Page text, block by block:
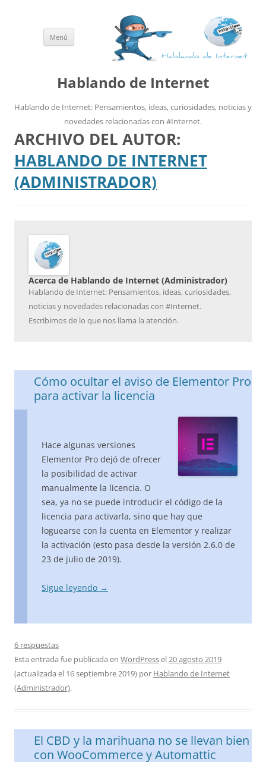
Hablando de Internet
Hablando de Internet: Pensamientos, ideas, curiosidades, noticias y
novedades relacionadas con #Internet.
Menú
ARCHIVO DEL AUTOR:
HABLANDO DE INTERNET
(ADMINISTRADOR)
Acerca de Hablando de Internet (Administrador)
Hablando de Internet: Pensamientos, ideas, curiosidades,
noticias y novedades relacionadas con #Internet.
Escribimos de lo que nos llama la atención.
Cómo ocultar el aviso de Elementor Pro
para activar la licencia
Hace algunas versiones
Elementor Pro dejó de ofrecer
la posibilidad de activar
manualmente la licencia. O
sea, ya no se puede introducir el código de la
licencia para activarla, sino que hay que
loguearse con la cuenta en Elementor y realizar
la activación (esto pasa desde la versión 2.6.0 de
23 de julio de 2019).
Sigue leyendo →
6 respuestas
Esta entrada fue publicada en WordPressel20 agosto 2019
(actualizada el 16 septiembre 2019) por Hablando de Internet
(Administrador).
El CBD y la marihuana no se llevan bien
con WooCommerce y Automattic